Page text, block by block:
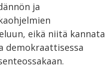
ja
eikä niitä kannata
demokraattisessa